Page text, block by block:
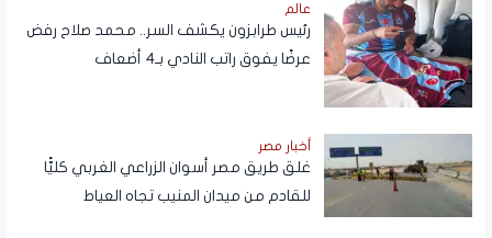
عالم
رئيس طرابزون يكشف السر.. محمد صلاح رفض
عرضًا يفوق راتب النادي بـ4 أضعاف
أخبار مصر
غلق طريق مصر أسوان الزراعي الغربي كليًّا
للقادم من ميدان المنيب تجاه العياط